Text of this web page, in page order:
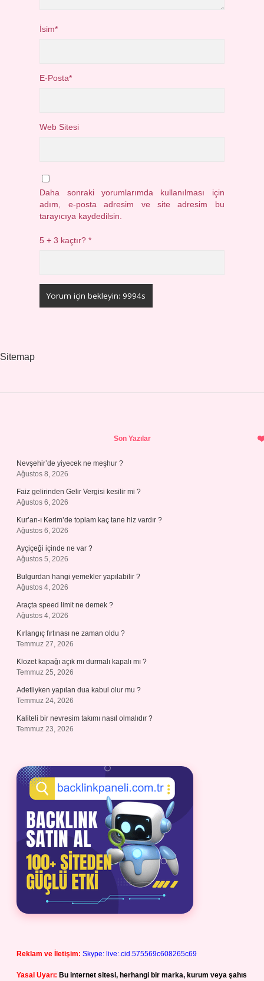
İsim*
E-Posta*
Web Sitesi
Daha sonraki yorumlarımda kullanılması için
adım, e-posta adresim ve site adresim bu
tarayıcıya kaydedilsin.
5 + 3 kaçtır?*
Sitemap
Son Yazılar
Nevşehir’de yiyecek ne meşhur ?
Ağustos 8, 2026
Faiz gelirinden Gelir Vergisi kesilir mi ?
Ağustos 6, 2026
Kur’an-ı Kerim’de toplam kaç tane hiz vardır ?
Ağustos 6, 2026
Ayçiçeği içinde ne var ?
Ağustos 5, 2026
Bulgurdan hangi yemekler yapılabilir ?
Ağustos 4, 2026
Araçta speed limit ne demek ?
Ağustos 4, 2026
Kırlangıç fırtınası ne zaman oldu ?
Temmuz 27, 2026
Klozet kapağı açık mı durmalı kapalı mı ?
Temmuz 25, 2026
Adetliyken yapılan dua kabul olur mu ?
Temmuz 24, 2026
Kaliteli bir nevresim takımı nasıl olmalıdır ?
Temmuz 23, 2026
Reklam ve İletişim: Skype: live:.cid.575569c608265c69
Yasal Uyarı: Bu internet sitesi, herhangi bir marka, kurum veya şahıs